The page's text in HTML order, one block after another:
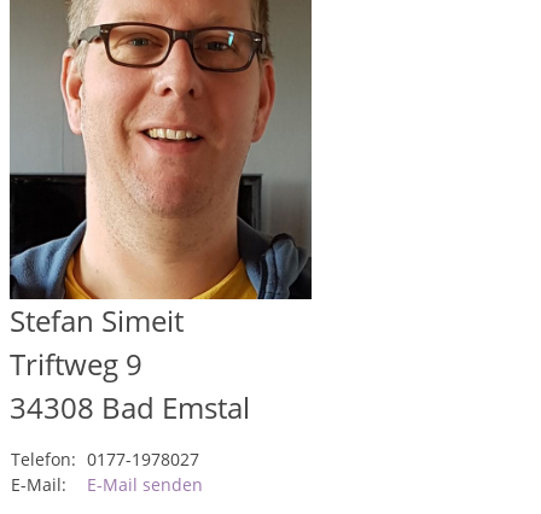
Stefan Simeit
Triftweg 9
34308 Bad Emstal
Telefon: 0177-1978027
E-Mail:
E-Mail senden